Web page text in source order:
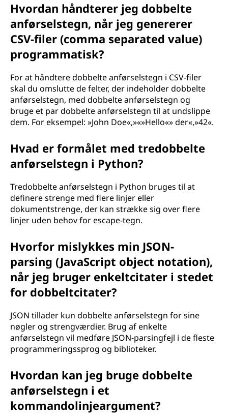
Hvordan håndterer jeg dobbelte
anførselstegn, når jeg genererer
CSV-filer (comma separated value)
programmatisk?
For at håndtere dobbelte anførselstegn i CSV-filer
skal du omslutte de felter, der indeholder dobbelte
anførselstegn, med dobbelte anførselstegn og
bruge et par dobbelte anførselstegn til at undslippe
dem. For eksempel: »John Doe«,»«»Hello«» der«,»42«.
Hvad er formålet med tredobbelte
anførselstegn i Python?
Tredobbelte anførselstegn i Python bruges til at
definere strenge med flere linjer eller
dokumentstrenge, der kan strække sig over flere
linjer uden behov for escape-tegn.
Hvorfor mislykkes min JSON-
parsing (JavaScript object notation),
når jeg bruger enkeltcitater i stedet
for dobbeltcitater?
JSON tillader kun dobbelte anførselstegn for sine
nøgler og strengværdier. Brug af enkelte
anførselstegn vil medføre JSON-parsingfejl i de fleste
programmeringssprog og biblioteker.
Hvordan kan jeg bruge dobbelte
anførselstegn i et
kommandolinjeargument?